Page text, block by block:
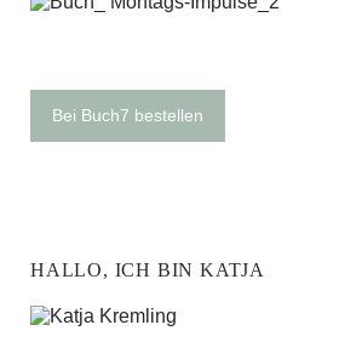
Bei Buch7 bestellen
HALLO, ICH BIN KATJA